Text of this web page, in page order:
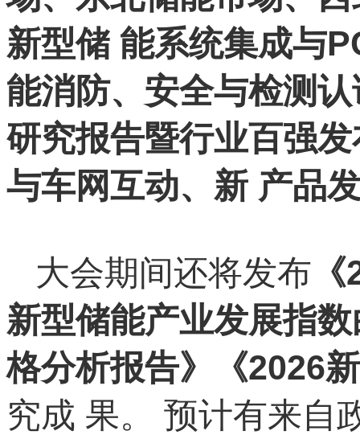
新型储 能系统集成与
能消防、安全与检测
研究报告暨行业百强
与车网互动、新 产品
大会期间还将发布
新型储能产业发展指
格分析报告》《2026
究成 果。 预计有来自